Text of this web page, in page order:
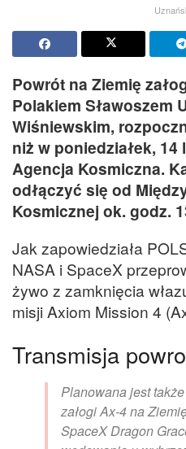
Powrót na Ziemię
Polakiem Sławoszem
Wiśniewskim,
niż w poniedziałek,
Agencja Kosmiczna.
odłączyć się od
Kosmicznej ok. godz.
Jak zapowiedziała
NASA i SpaceX
żywo z zamknięcia
misji Axiom Mission 4
Transmisja
Planowana jest
załogi Ax-4 na
SpaceX Dragon